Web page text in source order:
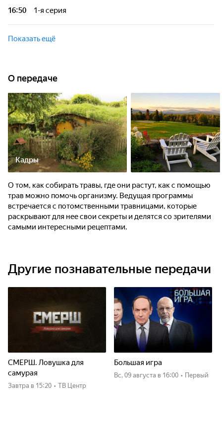
встречается с потомственными травницами, которые
раскрывают для нее свои секреты и делятся со зрителями
16:50 1-я серия
О том, как собирать травы, где они растут, как с помощью
трав можно помочь организму. Ведущая программы
встречается с потомственными травницами, которые
Показать ещё
О передаче
Кадры
О том, как собирать травы, где они растут, как с помощью
трав можно помочь организму. Ведущая программы
встречается с потомственными травницами, которые
раскрывают для нее свои секреты и делятся со зрителями
самыми интересными рецептами.
Другие познавательные передачи
СМЕРШ. Ловушка для
самурая
Завтра в 15:20 • ТВ Центр
Большая игра
вс, 09 августа в 16:00 • Первый